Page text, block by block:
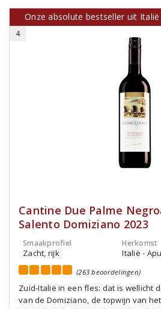
Onze absolute bestseller uit
4
Cantine Due Palme
Salento Domiziano 2023
Smaakprofiel
Zacht, rijk
Herkomst
Italië -
(263 beoordelingen)
Zuid-Italië in een fles: dat is wellicht
van de Domiziano, de topwijn van